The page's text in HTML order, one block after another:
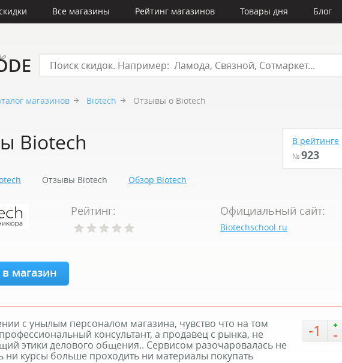
Все магазины Рейтинг магазинов Товары дня Блог
магазинов Biotech Отзывы о Biotech
Biotech В рейтинге
№923
Отзывы Biotech Обзор Biotech
Рейтинг: Официальный сайт:
Biotechschool.ru
магазин
-1
с унылым персоналом магазина, чувство что на том
консультант, а продавец с рынка, не
этики делового общения.. Сервисом разочаровалась не
ни курсы больше проходить ни материалы покупать